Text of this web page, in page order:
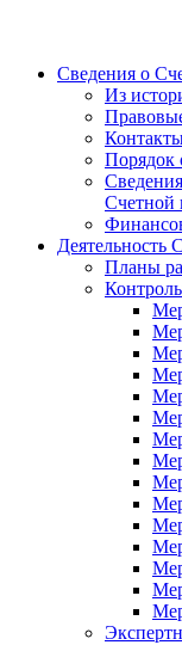
Сведения о
Из
Порядок
Счетной
Деятельность
Планы